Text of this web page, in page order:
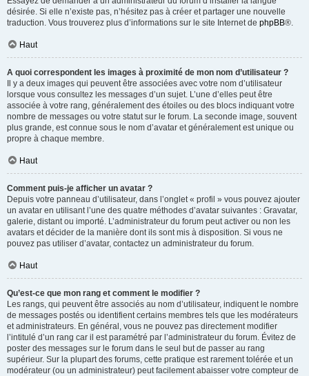
désirée. Si elle n’existe pas, n’hésitez pas à créer et partager une nouvelle
traduction. Vous trouverez plus d’informations sur le site Internet de phpBB®.
Haut
A quoi correspondent les images à proximité de mon nom d’utilisateur ?
Il y a deux images qui peuvent être associées avec votre nom d’utilisateur
lorsque vous consultez les messages d’un sujet. L’une d’elles peut être
associée à votre rang, généralement des étoiles ou des blocs indiquant votre
nombre de messages ou votre statut sur le forum. La seconde image, souvent
plus grande, est connue sous le nom d’avatar et généralement est unique ou
propre à chaque membre.
Haut
Comment puis-je afficher un avatar ?
Depuis votre panneau d’utilisateur, dans l’onglet « profil » vous pouvez ajouter
un avatar en utilisant l’une des quatre méthodes d’avatar suivantes : Gravatar,
galerie, distant ou importé. L’administrateur du forum peut activer ou non les
avatars et décider de la manière dont ils sont mis à disposition. Si vous ne
pouvez pas utiliser d’avatar, contactez un administrateur du forum.
Haut
Qu’est-ce que mon rang et comment le modifier ?
Les rangs, qui peuvent être associés au nom d’utilisateur, indiquent le nombre
de messages postés ou identifient certains membres tels que les modérateurs
et administrateurs. En général, vous ne pouvez pas directement modifier
l’intitulé d’un rang car il est paramétré par l’administrateur du forum. Évitez de
poster des messages sur le forum dans le seul but de passer au rang
supérieur. Sur la plupart des forums, cette pratique est rarement tolérée et un
modérateur (ou un administrateur) peut facilement abaisser votre compteur de